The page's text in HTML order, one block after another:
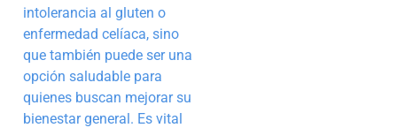
intolerancia al gluten o
enfermedad celíaca, sino
que también puede ser una
opción saludable para
quienes buscan mejorar su
bienestar general. Es vital